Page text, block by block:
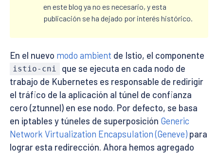
en este blog ya no es necesario, y esta
publicación se ha dejado por interés histórico.
En el nuevo modo ambient de Istio, el componente
istio-cni
que se ejecuta en cada nodo de
trabajo de Kubernetes es responsable de redirigir
el tráfico de la aplicación al túnel de confianza
cero (ztunnel) en ese nodo. Por defecto, se basa
en iptables y túneles de superposición Generic
Network Virtualization Encapsulation (Geneve) para
lograr esta redirección. Ahora hemos agregado